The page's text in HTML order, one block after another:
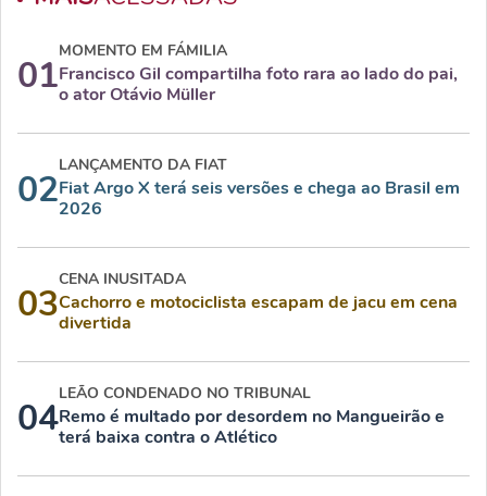
01
MOMENTO EM FÁMILIA
Francisco Gil compartilha foto rara ao lado do pai,
o ator Otávio Müller
02
LANÇAMENTO DA FIAT
Fiat Argo X terá seis versões e chega ao Brasil em
2026
03
CENA INUSITADA
Cachorro e motociclista escapam de jacu em cena
divertida
04
LEÃO CONDENADO NO TRIBUNAL
Remo é multado por desordem no Mangueirão e
terá baixa contra o Atlético